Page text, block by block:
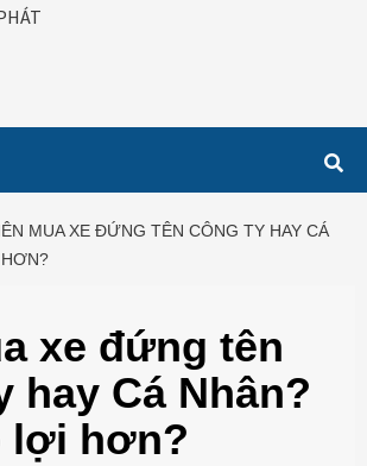
MUA XE ĐỨNG TÊN CÔNG TY HAY CÁ
xe đứng tên
hay Cá Nhân?
lợi hơn?